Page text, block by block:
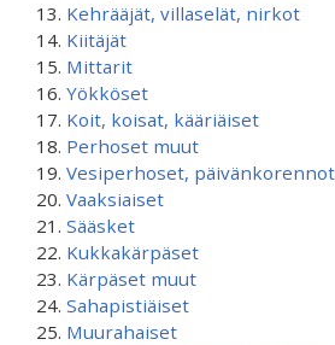
Kehrääjät, villaselät, nirkot
Kiitäjät
Mittarit
Yökköset
Koit, koisat, kääriäiset
Perhoset muut
Vesiperhoset,
Vaaksiaiset
Sääsket
Kukkakärpäset
Kärpäset muut
Sahapistiäiset
Muurahaiset